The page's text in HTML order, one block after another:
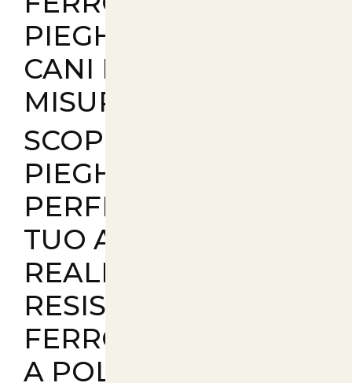
PIEGHIEVOLE PER
CANI DIVERSE
MISURE
SCOPRI LA GABBIA
PIEGHEVOLE
PERFETTA PER IL
TUO AMICO PELOSO.
REALIZZATA IN
RESISTENTE FILO DI
FERRO VERNICIATO
A POLVERE IN UN